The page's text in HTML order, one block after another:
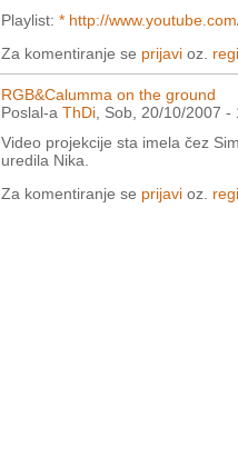
Playlist: * http://
Za komentiranje se prijavi oz.
RGB&Calumma on the ground
Poslal-a ThDi, Sob, 20/10/2007 -
Video projekcije sta imela čez
uredila Nika.
Za komentiranje se prijavi oz.